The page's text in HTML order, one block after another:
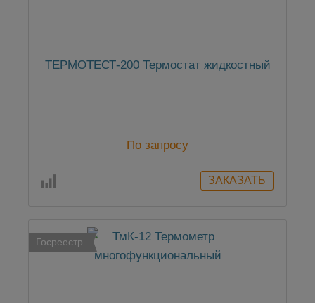
ТЕРМОТЕСТ-200 Термостат жидкостный
По запросу
Госреестр